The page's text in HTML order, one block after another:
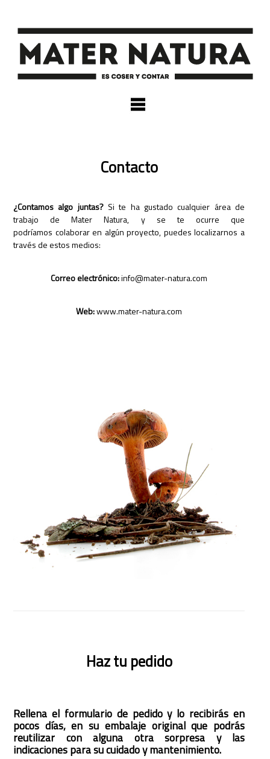
×
Contacto
¿Contamos algo juntas?Si te ha gustado cualquier área de
trabajo de Mater Natura, y se te ocurre que
podríamos colaborar en algún proyecto, puedes localizarnos a
través de estos medios:
Correo electrónico:info@mater-natura.com
Web:www.mater-natura.com
Haz tu pedido
Rellena el formulario de pedido y lo recibirás en
pocos días, en su embalaje original que podrás
reutilizar con alguna otra sorpresa y las
indicaciones para su cuidado y mantenimiento.